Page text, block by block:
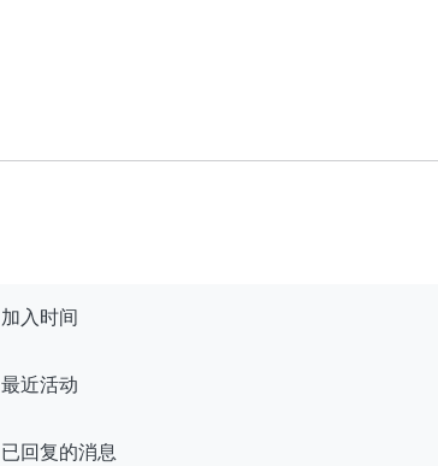
加入时间
最近活动
已回复的消息